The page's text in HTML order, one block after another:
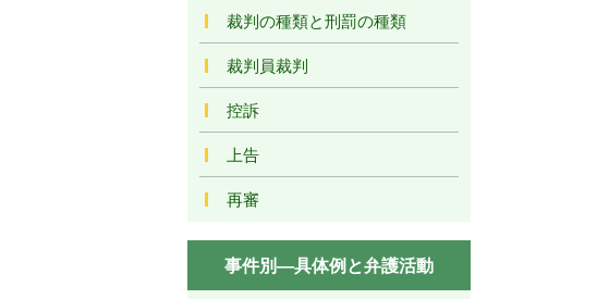
裁判の種類と刑罰の種類
裁判員裁判
控訴
上告
再審
事件別―具体例と弁護活動